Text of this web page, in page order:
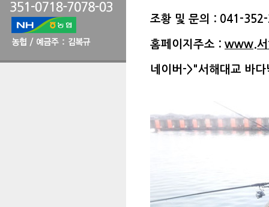
조황 및 문의 : 041-
홈페이지주소 : www.서
네이버->"서해대교 바